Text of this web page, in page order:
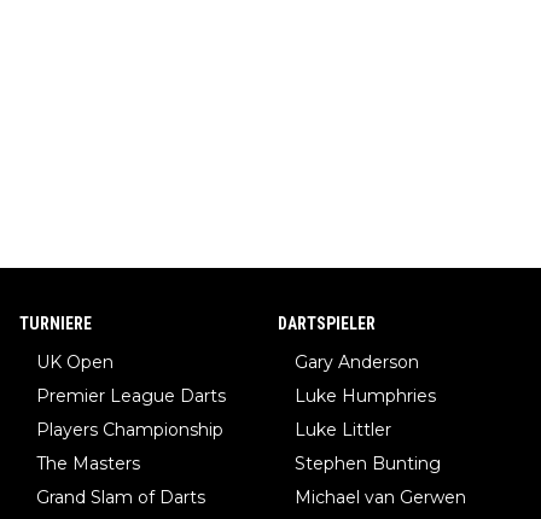
TURNIERE
UK Open
Premier League Darts
Players Championship
The Masters
Grand Slam of Darts
DARTSPIELER
Gary Anderson
Luke Humphries
Luke Littler
Stephen Bunting
Michael van Gerwen